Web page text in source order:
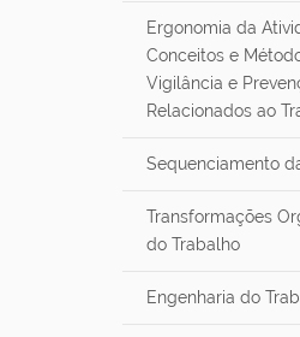
Ergonomia da
Conceitos e
Vigilância e
Relacionados ao
Sequenciamento
Transformações
do Trabalho
Engenharia do